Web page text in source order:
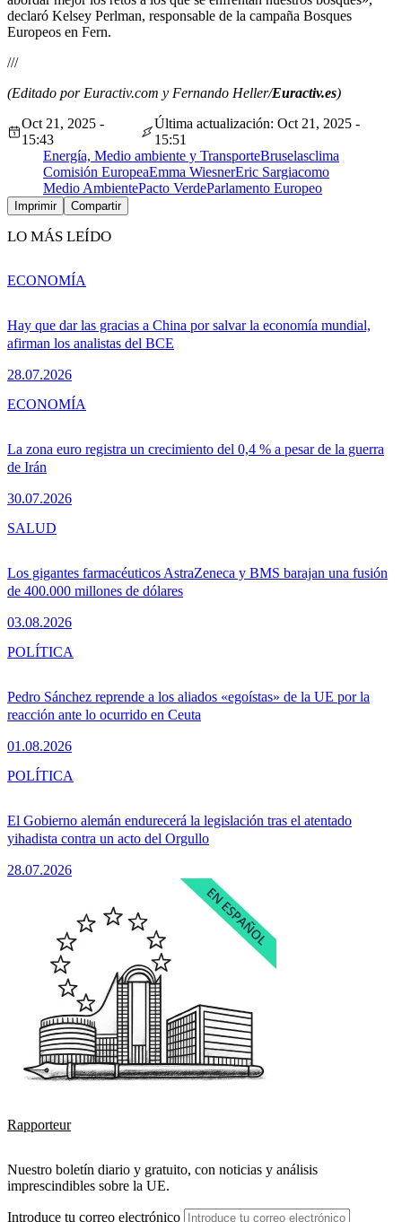
declaró Kelsey Perlman, responsable de la campaña Bosques
Europeos en Fern.
///
(Editado por Euractiv.com y Fernando Heller/Euractiv.es)
Oct 21, 2025 -
15:43
Última actualización: Oct 21, 2025 -
15:51
Energía, Medio ambiente y TransporteBruselasclima
Comisión EuropeaEmma WiesnerEric Sargiacomo
Medio AmbientePacto VerdeParlamento Europeo
Imprimir Compartir
LO MÁS LEÍDO
Hay que dar las gracias a China por salvar la economía mundial,
afirman los analistas del BCE
28.07.2026
ECONOMÍA
La zona euro registra un crecimiento del 0,4 % a pesar de la guerra
de Irán
30.07.2026
ECONOMÍA
Los gigantes farmacéuticos AstraZeneca y BMS barajan una fusión
de 400.000 millones de dólares
03.08.2026
SALUD
Pedro Sánchez reprende a los aliados «egoístas» de la UE por la
reacción ante lo ocurrido en Ceuta
01.08.2026
POLÍTICA
El Gobierno alemán endurecerá la legislación tras el atentado
yihadista contra un acto del Orgullo
28.07.2026
POLÍTICA
Rapporteur
Nuestro boletín diario y gratuito, con noticias y análisis
imprescindibles sobre la UE.
Introduce tu correo electrónico